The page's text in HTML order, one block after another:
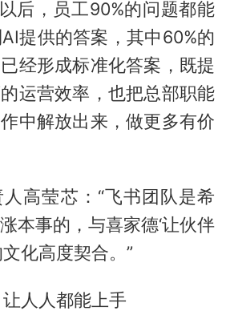
后，员工90%的问题都能
提供的答案，其中60%的
经形成标准化答案，既提
运营效率，也把总部职能
中解放出来，做更多有价
高莹芯：“飞书团队是希
本事的，与喜家德‘让伙伴
化高度契合。”
人人都能上手